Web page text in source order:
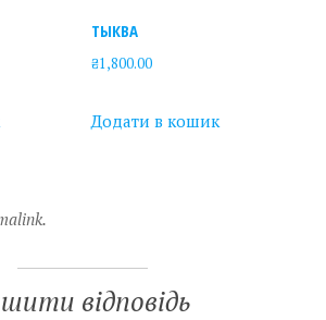
ТЫКВА
₴1,800.00
Додати в кошик
відповідь